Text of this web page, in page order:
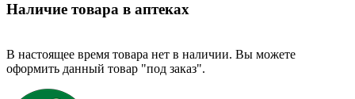
Наличие товара в аптеках
В настоящее время товара нет в наличии. Вы можете
оформить данный товар "под заказ".